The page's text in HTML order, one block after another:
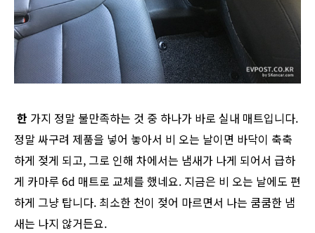
한 가지 정말 불만족하는 것 중 하나가 바로 실내 매트입니다.
정말 싸구려 제품을 넣어 놓아서 비 오는 날이면 바닥이 축축
하게 젖게 되고, 그로 인해 차에서는 냄새가 나게 되어서 급하
게 카마루 6d 매트로 교체를 했네요. 지금은 비 오는 날에도 편
하게 그냥 탑니다. 최소한 천이 젖어 마르면서 나는 쿰쿰한 냄
새는 나지 않거든요.